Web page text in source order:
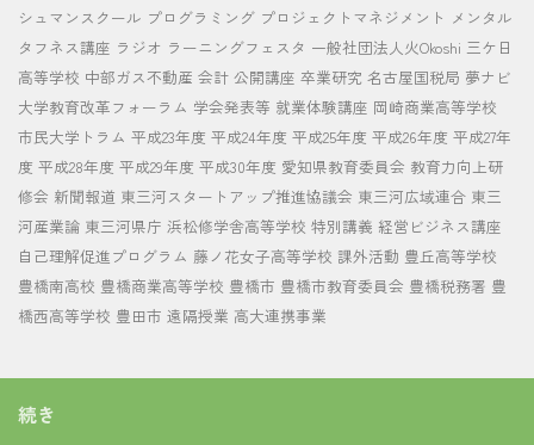
シュマンスクール プログラミング プロジェクトマネジメント メンタル
タフネス講座 ラジオ ラーニングフェスタ 一般社団法人火Okoshi 三ケ日
高等学校 中部ガス不動産 会計 公開講座 卒業研究 名古屋国税局 夢ナビ
大学教育改革フォーラム 学会発表等 就業体験講座 岡崎商業高等学校
市民大学トラム 平成23年度 平成24年度 平成25年度 平成26年度 平成27年
度 平成28年度 平成29年度 平成30年度 愛知県教育委員会 教育力向上研
修会 新聞報道 東三河スタートアップ推進協議会 東三河広域連合 東三
河産業論 東三河県庁 浜松修学舎高等学校 特別講義 経営ビジネス講座
自己理解促進プログラム 藤ノ花女子高等学校 課外活動 豊丘高等学校
豊橋南高校 豊橋商業高等学校 豊橋市 豊橋市教育委員会 豊橋税務署 豊
橋西高等学校 豊田市 遠隔授業 高大連携事業
続き